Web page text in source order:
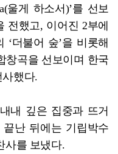
울게 하소서)’를 선보
전했고, 이어진 2부에
‘더불어 숲’을 비롯해
창곡을 선보이며 한국
했다.
내 깊은 집중과 뜨거
난 뒤에는 기립박수
사를 보냈다.